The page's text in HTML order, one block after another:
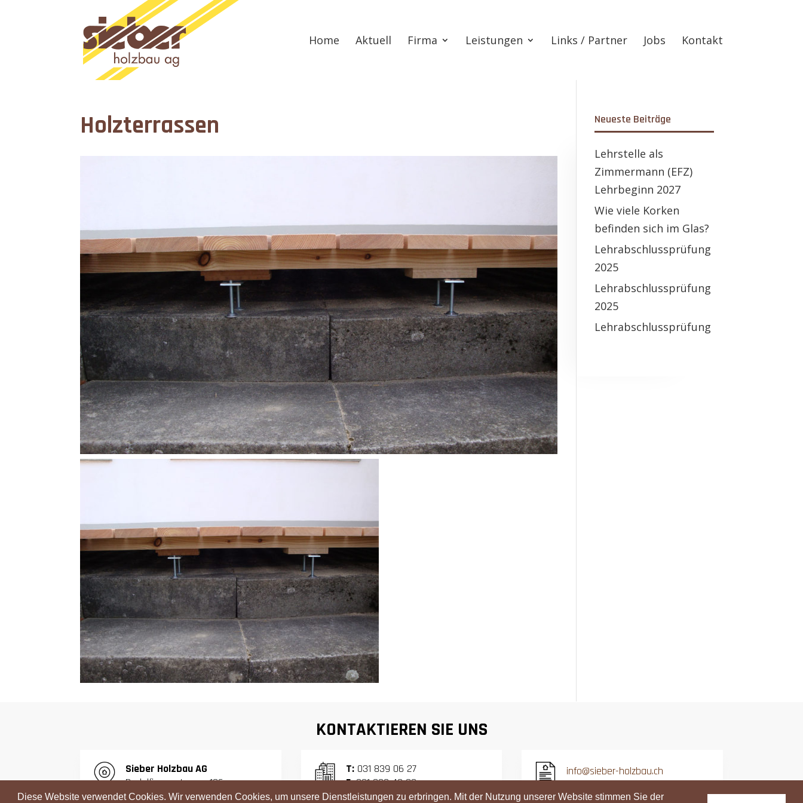
Diese Website verwendet Cookies. Wir verwenden Cookies, um unsere Dienstleistungen zu erbringen. Mit der Nutzung unserer Website stimmen Sie der
Home Aktuell Firma Leistungen Links / Partner Jobs Kontakt
Holzterrassen Neueste Beiträge
Lehrstelle als
Zimmermann (EFZ)
Lehrbeginn 2027
Wie viele Korken
befinden sich im Glas?
Lehrabschlussprüfung
2025
Lehrabschlussprüfung
2025
Lehrabschlussprüfung
KONTAKTIEREN SIE UNS
Sieber Holzbau AG
Radelfingenstrasse 126
3068 Utzigen
T:031 839 06 27
F:031 839 42 23
info@sieber-holzbau.ch
Datenschutzerklärung